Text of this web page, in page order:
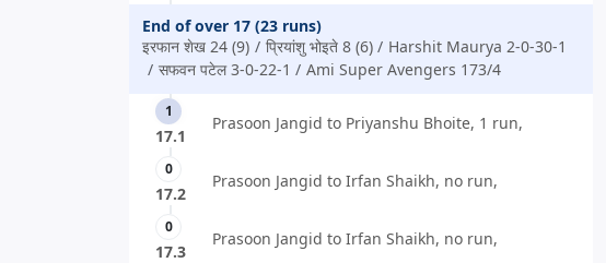
End of over 17 (23 runs)
इरफान शेख 24 (9)
प्रियांशु भोइते 8 (6)
Harshit Maurya 2-0-30-1
सफवन पटेल 3-0-22-1
Ami Super Avengers 173/4
1
17.1
Prasoon Jangid to Priyanshu Bhoite, 1 run,
0
17.2
Prasoon Jangid to Irfan Shaikh, no run,
0
17.3
Prasoon Jangid to Irfan Shaikh, no run,